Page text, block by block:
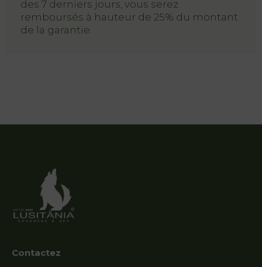
des 7 derniers jours, vous serez
remboursés à hauteur de 25% du montant
de la garantie.
Contactez